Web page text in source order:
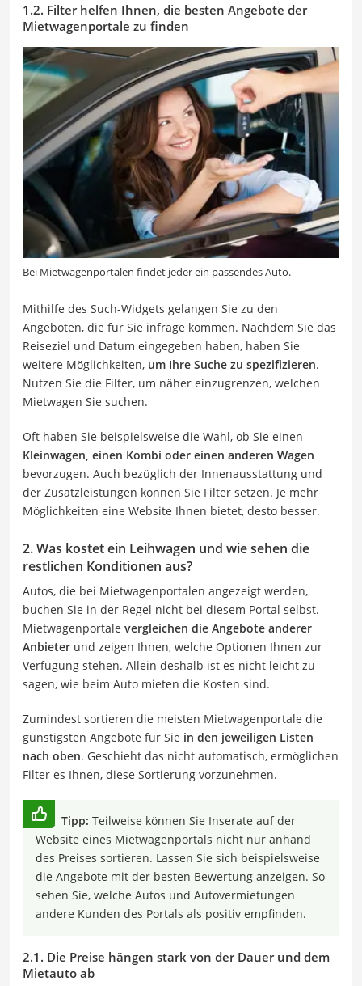
1.2. Filter helfen Ihnen, die besten Angebote der
Mietwagenportale zu finden
Bei Mietwagenportalen findet jeder ein passendes Auto.
Mithilfe des Such-Widgets gelangen Sie zu den
Angeboten, die für Sie infrage kommen. Nachdem Sie das
Reiseziel und Datum eingegeben haben, haben Sie
weitere Möglichkeiten, um Ihre Suche zu spezifizieren.
Nutzen Sie die Filter, um näher einzugrenzen, welchen
Mietwagen Sie suchen.
Oft haben Sie beispielsweise die Wahl, ob Sie einen
Kleinwagen, einen Kombi oder einen anderen Wagen
bevorzugen. Auch bezüglich der Innenausstattung und
der Zusatzleistungen können Sie Filter setzen. Je mehr
Möglichkeiten eine Website Ihnen bietet, desto besser.
2. Was kostet ein Leihwagen und wie sehen die
restlichen Konditionen aus?
Autos, die bei Mietwagenportalen angezeigt werden,
buchen Sie in der Regel nicht bei diesem Portal selbst.
Mietwagenportale vergleichen die Angebote anderer
Anbieter und zeigen Ihnen, welche Optionen Ihnen zur
Verfügung stehen. Allein deshalb ist es nicht leicht zu
sagen, wie beim Auto mieten die Kosten sind.
Zumindest sortieren die meisten Mietwagenportale die
günstigsten Angebote für Sie in den jeweiligen Listen
nach oben. Geschieht das nicht automatisch, ermöglichen
Filter es Ihnen, diese Sortierung vorzunehmen.
Tipp: Teilweise können Sie Inserate auf der
Website eines Mietwagenportals nicht nur anhand
des Preises sortieren. Lassen Sie sich beispielsweise
die Angebote mit der besten Bewertung anzeigen. So
sehen Sie, welche Autos und Autovermietungen
andere Kunden des Portals als positiv empfinden.
2.1. Die Preise hängen stark von der Dauer und dem
Mietauto ab